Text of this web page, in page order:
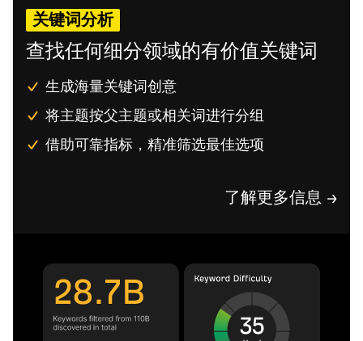
关键词分析
查找任何细分领域的有价值关键词
生成海量关键词创意
将主题按父主题或相关词进行分组
借助可靠指标，精准筛选最佳选项
了解更多信息 →